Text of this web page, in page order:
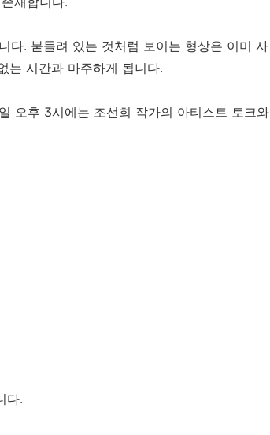
다. 붙들려 있는 것처럼 보이는 형상은 이미 사
는 시간과 마주하게 됩니다.
오후 3시에는 조선희 작가의 아티스트 토크와
다.